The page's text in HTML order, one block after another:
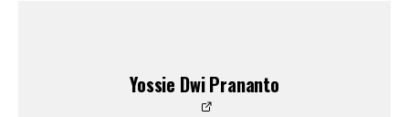
Yossie Dwi Prananto